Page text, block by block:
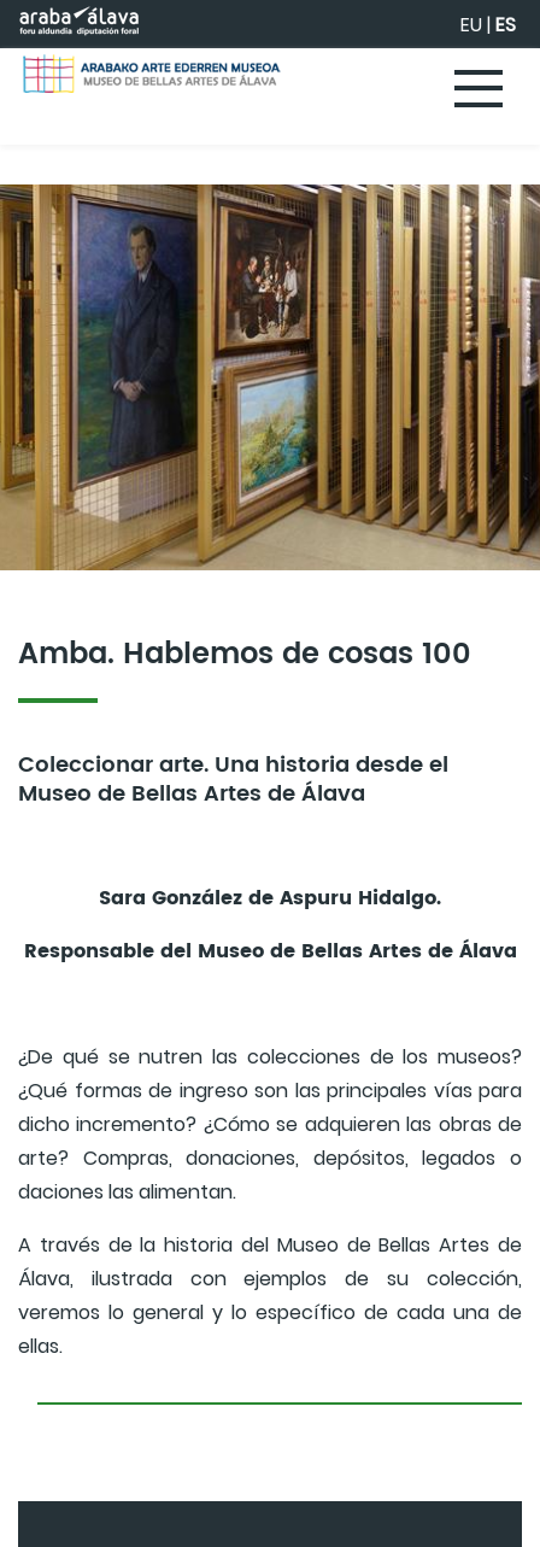
Saltar al contenido principal EU|ES
Amba. Hablemos de cosas 100
Coleccionar arte. Una historia desde el
Museo de Bellas Artes de Álava
Sara González de Aspuru Hidalgo.
Responsable del Museo de Bellas Artes de Álava
¿De qué se nutren las colecciones de los museos?
¿Qué formas de ingreso son las principales vías para
dicho incremento? ¿Cómo se adquieren las obras de
arte? Compras, donaciones, depósitos, legados o
daciones las alimentan.
A través de la historia del Museo de Bellas Artes de
Álava, ilustrada con ejemplos de su colección,
veremos lo general y lo específico de cada una de
ellas.